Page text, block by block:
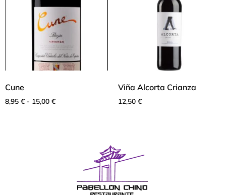
Cune
8,95 € - 15,00 €
Viña Alcorta Crianza
12,50 €